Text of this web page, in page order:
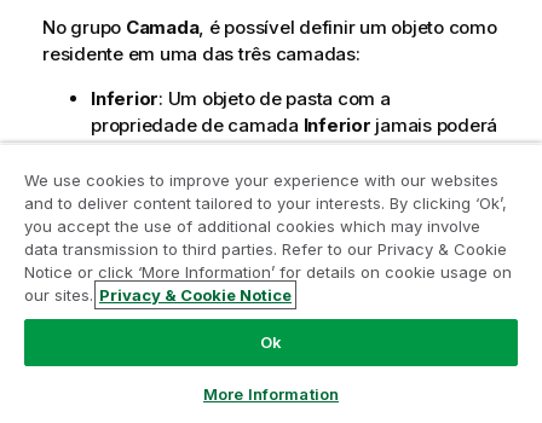
No grupo Camada, é possível definir um objeto como
residente em uma das três camadas:
Inferior: Um objeto de pasta com a
propriedade de camada Inferior jamais poderá
NormaleSuperior. Ele poderá somente ser
posicionado na parte superior de outros objetos
da pasta na camada Inferior .
Normal: Ao serem criados, os objetos de pasta
residem na camadaNormal
Um objeto de pasta na camadaNormalnunca
poderá ser sobreposto por objetos de pasta na
camadaInferiore nunca poderá sobrepor
objetos de pasta na camadaSuperior
Participe do Programa de Modernização
do Analytics
Modernize sem comprometer seus valiosos aplicativos
QlikView com o Programa de Modernização do Analytics.
Clique aqui
ampquestions@qlik.com
We use cookies to improve your experience with our websites
and to deliver content tailored to your interests. By clicking ‘Ok’,
you accept the use of additional cookies which may involve
data transmission to third parties. Refer to our Privacy & Cookie
Notice or click ‘More Information’ for details on cookie usage on
our sites. Privacy & Cookie Notice
Ok
More Information